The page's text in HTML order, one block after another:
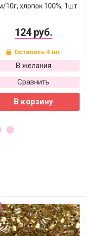
10г, хлопок 100%, 1шт
124 руб.
Осталось 4 шт.
В желания
Сравнить
В корзину